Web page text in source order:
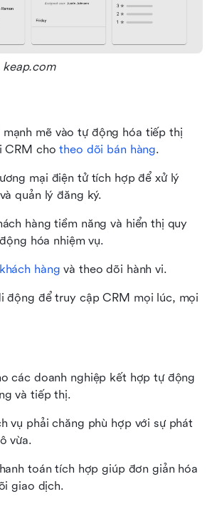
keap.com
mạnh mẽ vào tự động hóa tiếp thị
CRM cho theo dõi bán hàng.
mại điện tử tích hợp để xử lý
quản lý đăng ký.
hàng tiềm năng và hiển thị quy
hóa nhiệm vụ.
hàng và theo dõi hành vi.
động để truy cập CRM mọi lúc, mọi
các doanh nghiệp kết hợp tự động
và tiếp thị.
vụ phải chăng phù hợp với sự phát
vừa.
toán tích hợp giúp đơn giản hóa
giao dịch.